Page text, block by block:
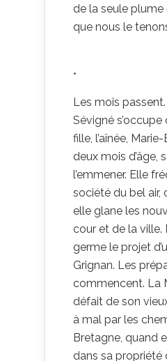
de la seule plume
que nous le
*
Les mois
Sévigné
fille, l’aînée,
deux mois d’âge,
l’emmener. Elle
société du bel air,
elle glane les
cour et de la ville.
germe le projet
Grignan. Les
commencent. La
défait de son
à mal par les
Bretagne, quand
dans sa propriété